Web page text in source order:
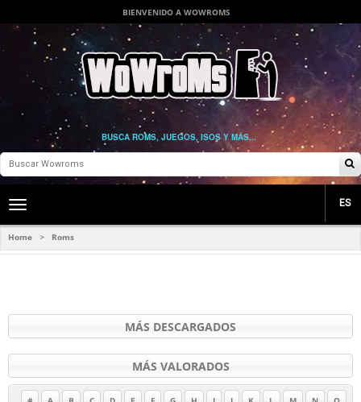
BIENVENIDO A WOWROMS
BUSCA ROMS, JUEGOS, ISOS Y MÁS...
Toggle
navigation
ES
Home > Roms
MÁS DESCARGADOS
MÁS VALORADOS